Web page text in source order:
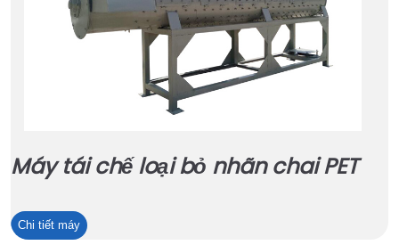
Máy tái chế loại bỏ nhãn chai PET
Chi tiết máyMáy